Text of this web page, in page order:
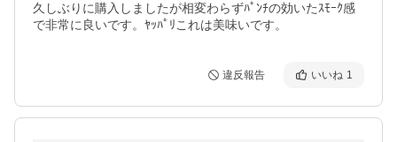
久しぶりに購入しましたが相変わらずﾊﾟﾝﾁの効いたｽﾓｰｸ感
で非常に良いです。ﾔｯﾊﾟﾘこれは美味いです。
違反報告 いいね 1